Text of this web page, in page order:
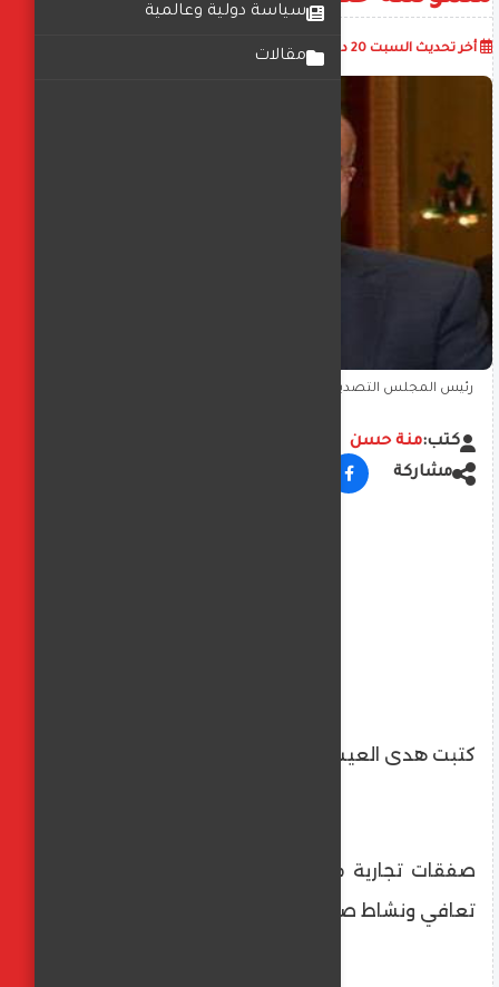
سياسة دولية وعالمية
مقالات أخر تحديث السبت 20 ديسمبر 2025
كتب:منة حسن
مشاركة
كتبت هدى العيسوى
صفقات تجارية محلية وتصديرية قوية تعكس
تعافي ونشاط صناعة الجلود المصرية